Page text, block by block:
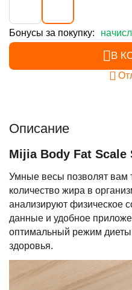
Бонусы за покупку:
В
Описание
Mijia Body Fat Scale
Умные весы позволят вам
количество жира в
анализируют физическое
данные и удобное
оптимальный режим
здоровья.